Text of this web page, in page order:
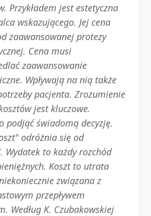
Przykładem jest estetyczna
wskazującego. Jej cena
zaawansowanej protezy
Cena musi
zaawansowanie
Wpływają na nią także
pacjenta. Zrozumienie
jest kluczowe.
podjąć świadomą decyzję.
odróżnia się od
Wydatek to każdy rozchód
Koszt to utrata
związana z
przepływem
Według K. Czubakowskiej